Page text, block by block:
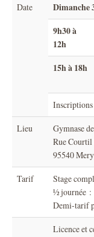
Date Dimanche
9h30 à
12h
15h à 18h
Inscriptions
Lieu
Gymnase
Rue
95540
Tarif
Stage
½ journée :
Demi-tarif
Licence et